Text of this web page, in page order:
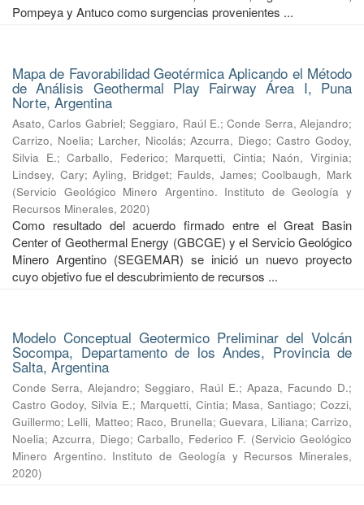
Pompeya y Antuco como surgencias provenientes ...
Mapa de Favorabilidad Geotérmica Aplicando el Método
de Análisis Geothermal Play Fairway Área I, Puna
Norte, Argentina
Asato, Carlos Gabriel;Seggiaro, Raúl E.;Conde Serra, Alejandro;
Carrizo, Noelia; Larcher, Nicolás;Azcurra, Diego;Castro Godoy,
Silvia E.;Carballo, Federico; Marquetti, Cintia; Naón, Virginia;
Lindsey, Cary;Ayling, Bridget; Faulds, James;Coolbaugh, Mark
(Servicio Geológico Minero Argentino. Instituto de Geología y
Recursos Minerales, 2020)
Como resultado del acuerdo firmado entre el Great Basin
Center of Geothermal Energy (GBCGE) y el Servicio Geológico
Minero Argentino (SEGEMAR) se inició un nuevo proyecto
cuyo objetivo fue el descubrimiento de recursos ...
Modelo Conceptual Geotermico Preliminar del Volcán
Socompa, Departamento de los Andes, Provincia de
Salta, Argentina
Conde Serra, Alejandro;Seggiaro, Raúl E.; Apaza, Facundo D.;
Castro Godoy, Silvia E.; Marquetti, Cintia; Masa, Santiago; Cozzi,
Guillermo; Lelli, Matteo; Raco, Brunella;Guevara, Liliana;Carrizo,
Noelia;Azcurra, Diego;Carballo, Federico F. (Servicio Geológico
Minero Argentino. Instituto de Geología y Recursos Minerales,
2020)